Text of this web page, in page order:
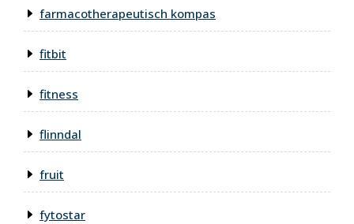
farmacotherapeutisch kompas
fitbit
fitness
flinndal
fruit
fytostar